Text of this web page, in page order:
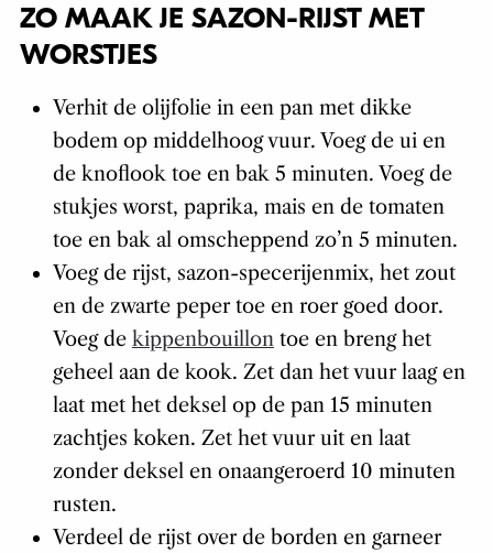
ZO MAAK JE SAZON-RIJST MET
WORSTJES
Verhit de olijfolie in een pan met dikke
bodem op middelhoog vuur. Voeg de ui en
de knoflook toe en bak 5 minuten. Voeg de
stukjes worst, paprika, mais en de tomaten
toe en bak al omscheppend zo’n 5 minuten.
Voeg de rijst, sazon-specerijenmix, het zout
en de zwarte peper toe en roer goed door.
Voeg de kippenbouillontoe en breng het
geheel aan de kook. Zet dan het vuur laag en
laat met het deksel op de pan 15 minuten
zachtjes koken. Zet het vuur uit en laat
zonder deksel en onaangeroerd 10 minuten
rusten.
Verdeel de rijst over de borden en garneer